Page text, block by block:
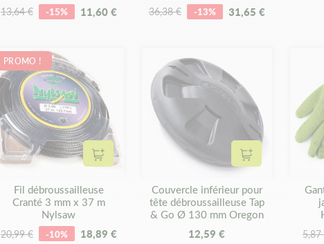
13,64 € -15% 11,60 € 36,38 € -13% 31,65 €
PROMO !
Ajouter au panier
Fil débroussailleuse
Cranté 3 mm x 37 m
Nylsaw
20,99 € -10% 18,89 €
Ajouter au panier
Couvercle inférieur pour
tête débroussailleuse Tap
& Go Ø 130 mm Oregon
12,59 € 5,87